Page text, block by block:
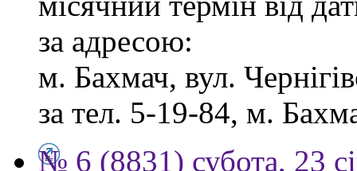
за адресою:
м. Бахмач, вул.
за тел. 5-19-84, м.
№ 6 (8831) субота, 23